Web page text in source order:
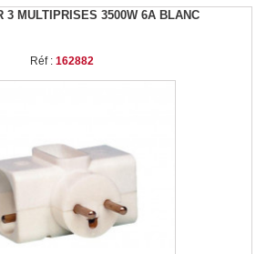
3 MULTIPRISES 3500W 6A BLANC
Réf : 162882